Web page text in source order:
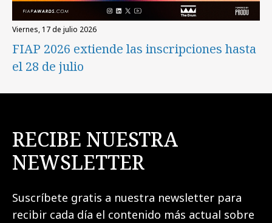
viernes, 17 de julio 2026
FIAP 2026 extiende las inscripciones hasta
el 28 de julio
RECIBE NUESTRA
NEWSLETTER
Suscríbete gratis a nuestra newsletter para
recibir cada día el contenido más actual sobre